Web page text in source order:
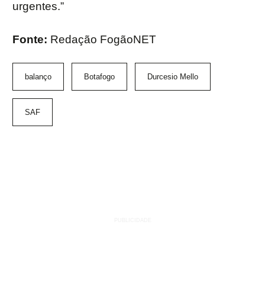
urgentes.”
Fonte: Redação FogãoNET
balanço Botafogo Durcesio Mello
SAF